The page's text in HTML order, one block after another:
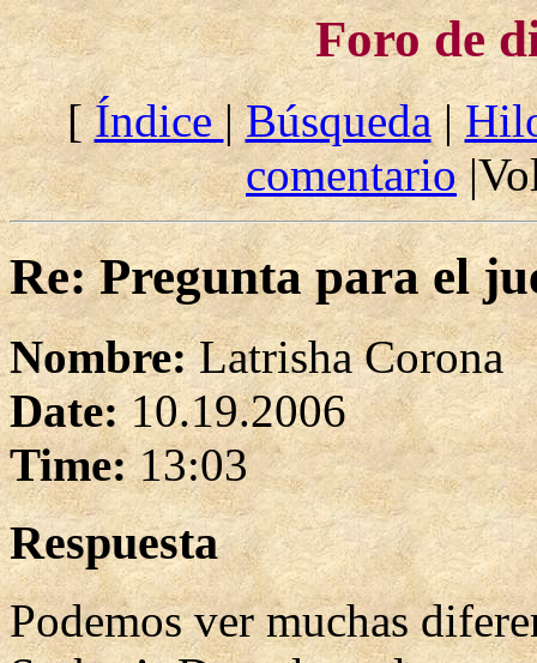
Foro de
[Índice|Búsqueda|
comentario
Re: Pregunta para el
Nombre:Latrisha Corona
Date:10.19.2006
Time:13:03
Respuesta
Podemos ver muchas